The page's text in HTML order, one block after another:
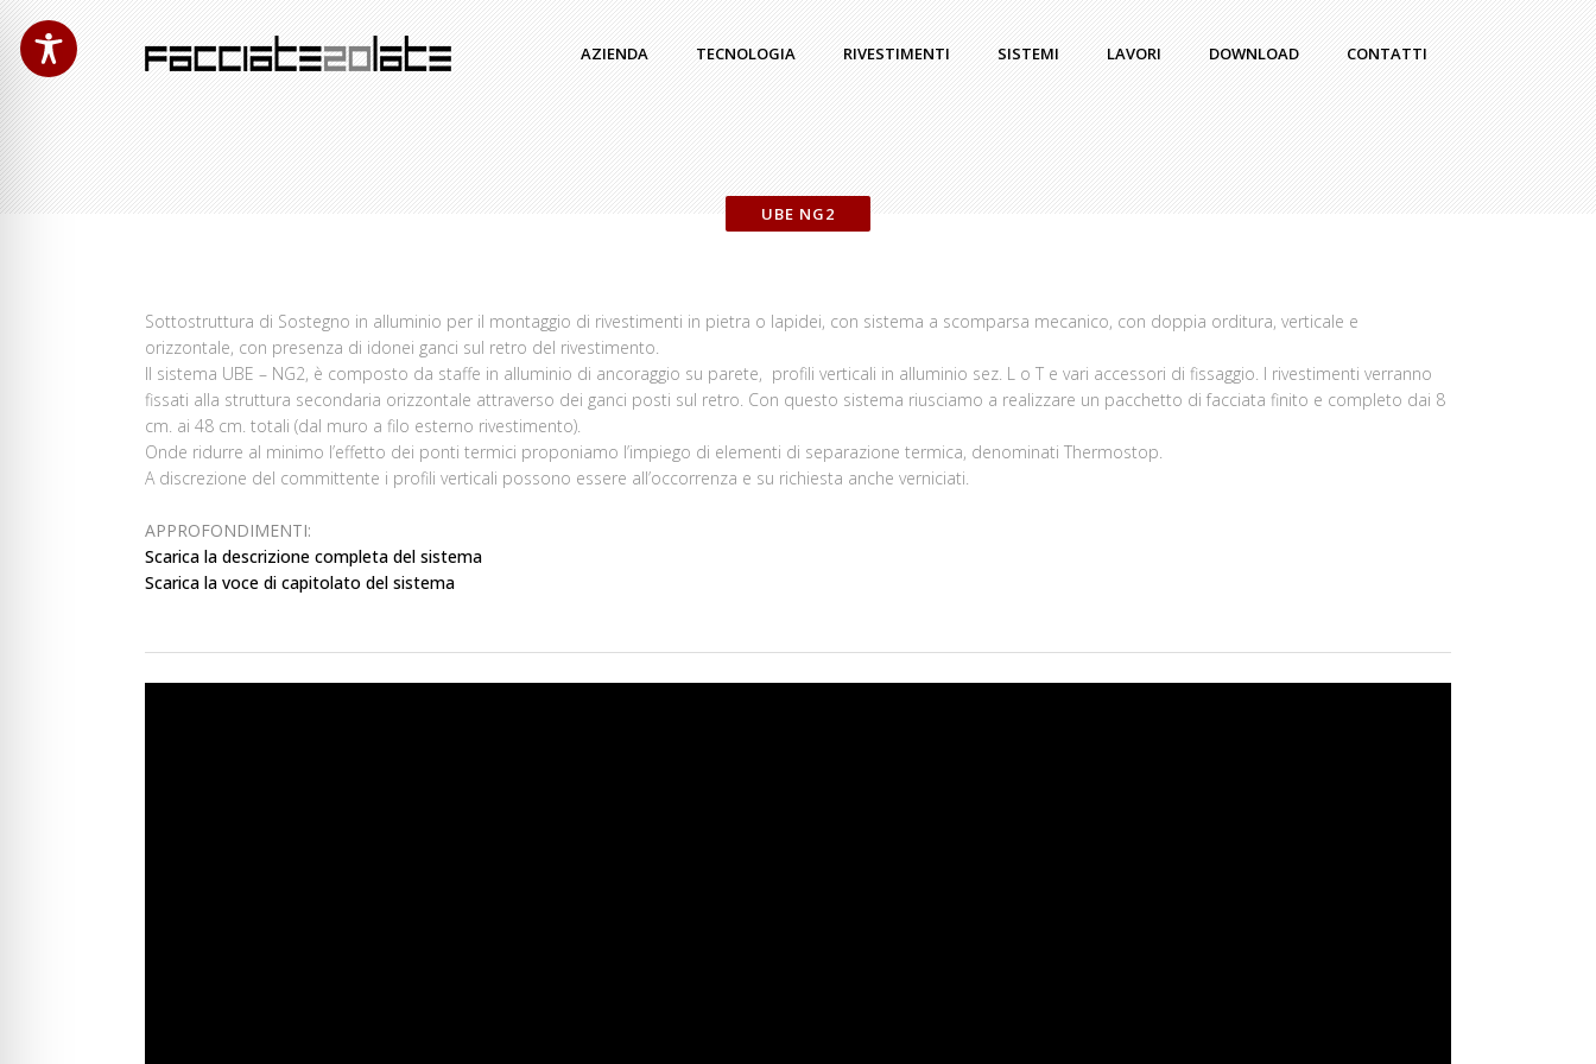
AZIENDA TECNOLOGIA RIVESTIMENTI SISTEMI LAVORI DOWNLOAD CONTATTI
UBE NG2
Sottostruttura di Sostegno in alluminio per il montaggio di rivestimenti in pietra o lapidei, con sistema a scomparsa mecanico, con doppia orditura, verticale e
orizzontale, con presenza di idonei ganci sul retro del rivestimento.
Il sistema UBE – NG2, è composto da staffe in alluminio di ancoraggio su parete, profili verticali in alluminio sez. L o T e vari accessori di fissaggio. I rivestimenti verranno
fissati alla struttura secondaria orizzontale attraverso dei ganci posti sul retro. Con questo sistema riusciamo a realizzare un pacchetto di facciata finito e completo dai 8
cm. ai 48 cm. totali (dal muro a filo esterno rivestimento).
Onde ridurre al minimo l’effetto dei ponti termici proponiamo l’impiego di elementi di separazione termica, denominati Thermostop.
A discrezione del committente i profili verticali possono essere all’occorrenza e su richiesta anche verniciati.
APPROFONDIMENTI:
Scarica la descrizione completa del sistema
Scarica la voce di capitolato del sistema